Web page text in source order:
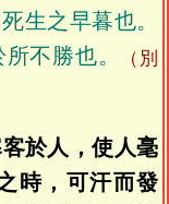
生之早暮也。
不勝也。
（別
於人，使人毫
時，可汗而發